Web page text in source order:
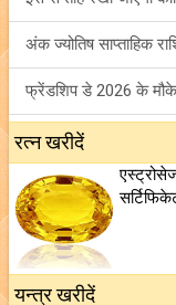
रत्न खरीदें
यन्त्र खरीदें